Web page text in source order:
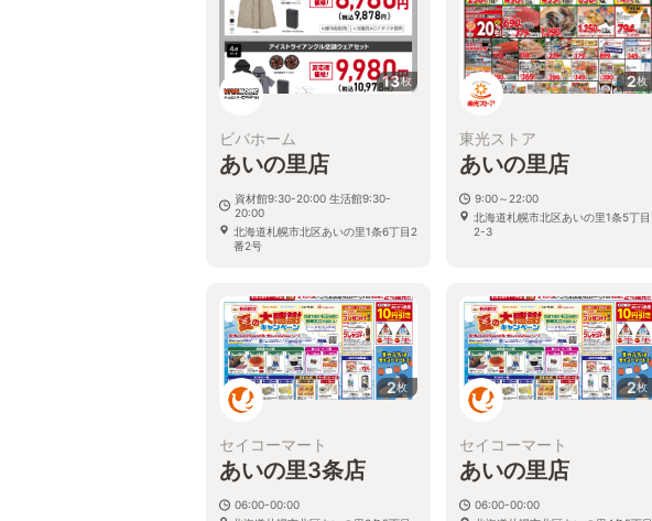
13枚
ビバホーム
あいの里店
資材館9:30-20:00 生活館9:30-
20:00
北海道札幌市北区あいの里1条6丁目2
番2号
2枚
東光ストア
あいの里店
9:00～22:00
北海道札幌市北区あいの里1条5丁目
2-3
2枚
セイコーマート
あいの里3条店
06:00-00:00
2枚
セイコーマート
あいの里店
06:00-00:00